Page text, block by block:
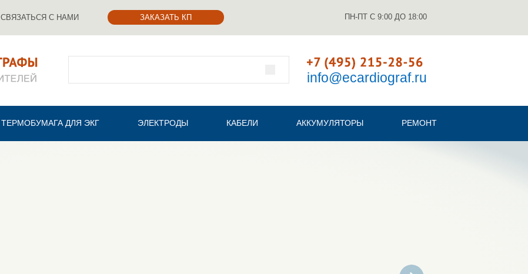
СВЯЗАТЬСЯ С НАМИ ЗАКАЗАТЬ КП ПН-ПТ С 9:00 ДО 18:00
info@ecardiograf.ru
ТЕРМОБУМАГА ДЛЯ ЭКГ ЭЛЕКТРОДЫ КАБЕЛИ АККУМУЛЯТОРЫ РЕМОНТ